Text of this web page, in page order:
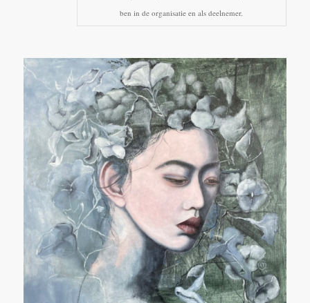
ben in de organisatie en als deelnemer.